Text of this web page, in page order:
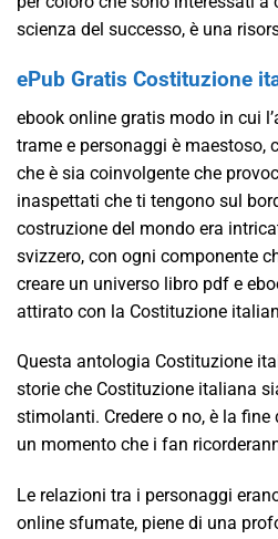
scienza del successo, è una
ePub Gratis Costituzione
ebook online gratis modo in cui
trame e personaggi è maestoso,
che è sia coinvolgente che
inaspettati che ti tengono sul
costruzione del mondo era
svizzero, con ogni componente
creare un universo libro pdf e
attirato con la Costituzione
Questa antologia Costituzione
storie che Costituzione italiana
stimolanti. Credere o no, è la
un momento che i fan
Le relazioni tra i personaggi
online sfumate, piene di una